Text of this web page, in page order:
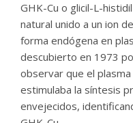
GHK-Cu o glicil-L-
natural unido a un ion
forma endógena en
descubierto en 1973
observar que el
estimulaba la síntesis
envejecidos,